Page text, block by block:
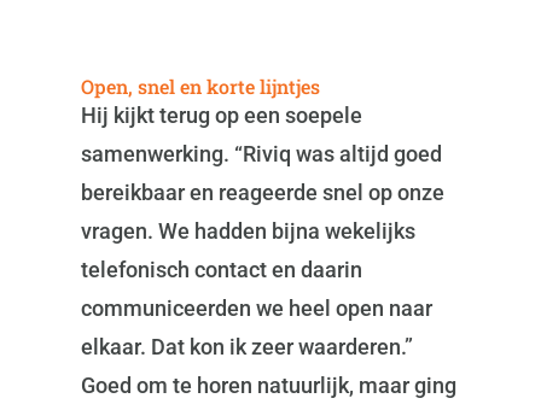
Open, snel en korte lijntjes
Hij kijkt terug op een soepele
samenwerking. “Riviq was altijd goed
bereikbaar en reageerde snel op onze
vragen. We hadden bijna wekelijks
telefonisch contact en daarin
communiceerden we heel open naar
elkaar. Dat kon ik zeer waarderen.”
Goed om te horen natuurlijk, maar ging